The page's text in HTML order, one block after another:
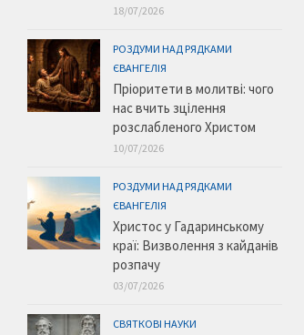
18/07/2026
РОЗДУМИ НАД РЯДКАМИ
ЄВАНГЕЛІЯ
Пріоритети в молитві: чого
нас вчить зцілення
розслабленого Христом
10/07/2026
РОЗДУМИ НАД РЯДКАМИ
ЄВАНГЕЛІЯ
Христос у Гадаринському
краї: Визволення з кайданів
розпачу
03/07/2026
СВЯТКОВІ НАУКИ